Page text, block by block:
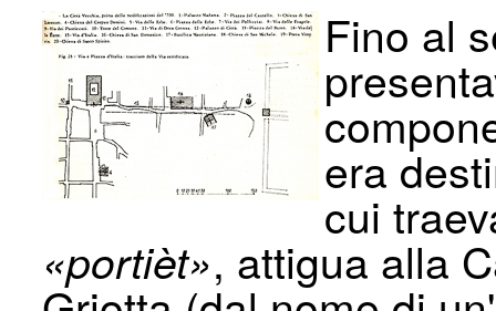
Fino al
era
cui
«portièt», attigua alla